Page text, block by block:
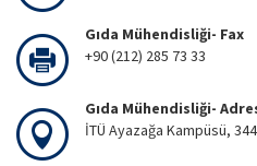
Gıda Mühendisliği- Fax
+90 (212) 285 73 33
Gıda Mühendisliği-
İTÜ Ayazağa Kampüsü,